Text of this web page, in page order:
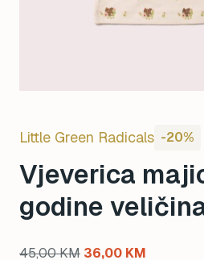
Little Green Radicals -20%
Vjeverica
godine
45,00KM Original
36,00 KM